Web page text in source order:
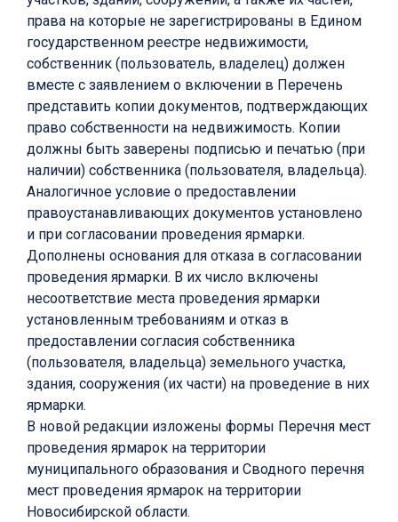
права на которые не зарегистрированы в Едином
государственном реестре недвижимости,
собственник (пользователь, владелец) должен
вместе с заявлением о включении в Перечень
представить копии документов, подтверждающих
право собственности на недвижимость. Копии
должны быть заверены подписью и печатью (при
наличии) собственника (пользователя, владельца).
Аналогичное условие о предоставлении
правоустанавливающих документов установлено
и при согласовании проведения ярмарки.
Дополнены основания для отказа в согласовании
проведения ярмарки. В их число включены
несоответствие места проведения ярмарки
установленным требованиям и отказ в
предоставлении согласия собственника
(пользователя, владельца) земельного участка,
здания, сооружения (их части) на проведение в них
ярмарки.
В новой редакции изложены формы Перечня мест
проведения ярмарок на территории
муниципального образования и Сводного перечня
мест проведения ярмарок на территории
Новосибирской области.